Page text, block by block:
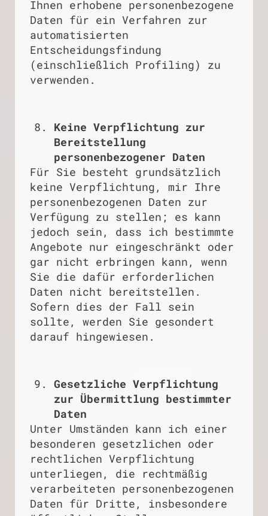
Ihnen erhobene personenbezogene
Daten für ein Verfahren zur
automatisierten
Entscheidungsfindung
(einschließlich Profiling) zu
verwenden.
Keine Verpflichtung zur
Bereitstellung
personenbezogener Daten
Für Sie besteht grundsätzlich
keine Verpflichtung, mir Ihre
personenbezogenen Daten zur
Verfügung zu stellen; es kann
jedoch sein, dass ich bestimmte
Angebote nur eingeschränkt oder
gar nicht erbringen kann, wenn
Sie die dafür erforderlichen
Daten nicht bereitstellen.
Sofern dies der Fall sein
sollte, werden Sie gesondert
darauf hingewiesen.
Gesetzliche Verpflichtung
zur Übermittlung bestimmter
Daten
Unter Umständen kann ich einer
besonderen gesetzlichen oder
rechtlichen Verpflichtung
unterliegen, die rechtmäßig
verarbeiteten personenbezogenen
Daten für Dritte, insbesondere